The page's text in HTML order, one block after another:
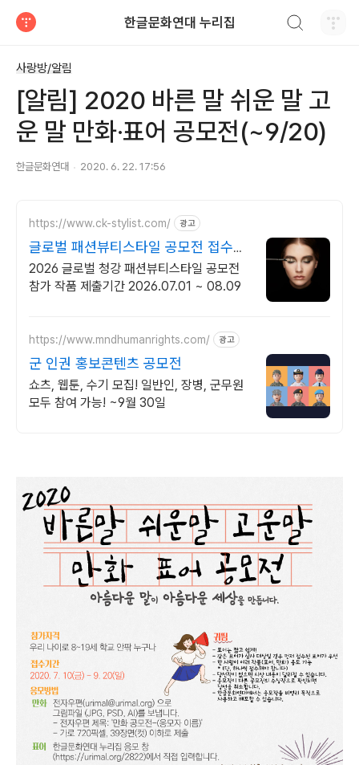
한글문화연대 누리집
사랑방/알림
[알림] 2020 바른 말 쉬운 말 고
운 말 만화·표어 공모전(~9/20)
한글문화연대 2020. 6. 22. 17:56
https://www.ck-stylist.com/ 광고
글로벌 패션뷰티스타일 공모전 접수일
자 3.23 ~ 8.9
2026 글로벌 청강 패션뷰티스타일 공모전
참가 작품 제출기간 2026.07.01 ~ 08.09
https://www.mndhumanrights.com/ 광고
군 인권 홍보콘텐츠 공모전
쇼츠, 웹툰, 수기 모집! 일반인, 장병, 군무원
모두 참여 가능! ~9월 30일